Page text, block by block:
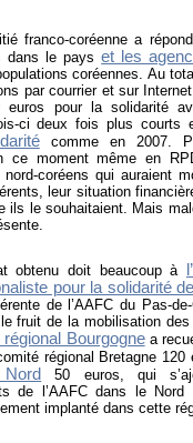
franco-coréenne a
dans le payset les
coréennes. Au
par courrier et sur
pour la solidarité
ci deux fois plus courts
comme en 2007.
ce moment même en
coréens qui auraient
leur situation
ils le souhaitaient. Mais
obtenu doit beaucoup à
pour la solidarité
de l’AAFC du Pas-
fruit de la mobilisation
Bourgognea
régional Bretagne
50 euros, qui
de l’AAFC dans le
implanté dans cette